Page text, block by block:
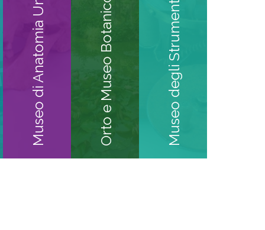
Museo di Anatomia Umana Orto e Museo Botanico Museo degli Strumenti di Fisica